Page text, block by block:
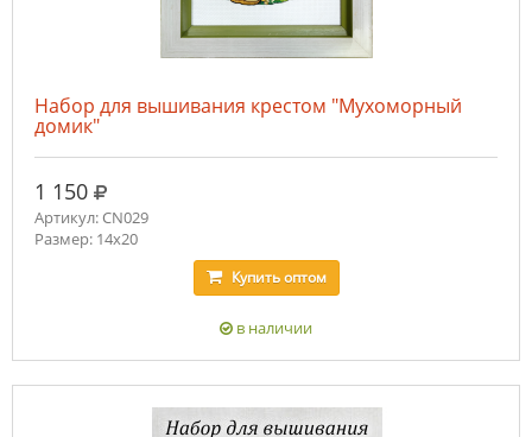
Набор для вышивания крестом "Мухоморный
домик"
1 150 руб.
Артикул: CN029
Размер: 14х20
Купитьоптом
в наличии